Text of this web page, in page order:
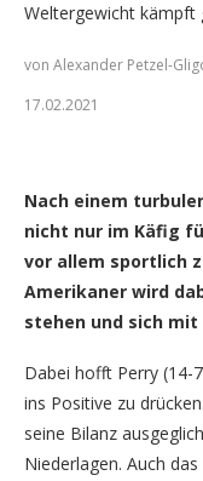
Weltergewicht kämpft
von Alexander Petzel-
17.02.2021
Nach einem
nicht nur im Käfig
vor allem sportlich
Amerikaner wird
stehen und sich mit
Dabei hofft Perry (14-
ins Positive zu
seine Bilanz
Niederlagen. Auch